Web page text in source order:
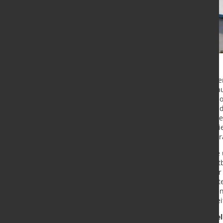
Kuusakoski, ein Vorreiter des
sein, das ein Stahlrecyclingwerk
Technologien einsetzt. Die
recycelten Metallen in Finnland
Kuusakoski um 150.000 Tonnen
Kemi, gebaut und soll 2025 in
effizient mit dem Schienen- und
"In Veitsiluoto sind wir in der
intelligente Liefermodelle und
Kuusilehto, Präsident und CEO.
kohlenstofffreie Produktion
Verarbeitung bieten, die es
gesamten Wertschöpfungskette
Die Investition unterstützt das